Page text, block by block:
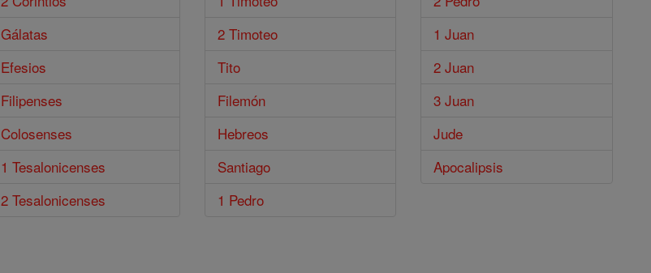
Gálatas
Efesios
Filipenses
Colosenses
1 Tesalonicenses
2 Tesalonicenses
2 Timoteo
Tito
Filemón
Hebreos
Santiago
1 Pedro
1 Juan
2 Juan
3 Juan
Jude
Apocalipsis